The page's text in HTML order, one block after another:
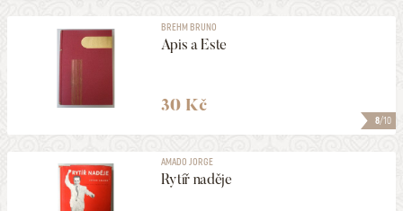
8/10
BREHM BRUNO
Apis a Este
30 Kč
AMADO JORGE
Rytíř naděje